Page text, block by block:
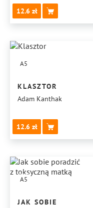
12.6
A5
KLASZTOR
Adam Kanthak
12.6
A5
JAK SOBIE